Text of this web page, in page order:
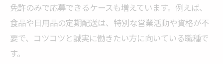
免許のみで応募できるケースも増えています。例えば、
食品や日用品の定期配送は、特別な営業活動や資格が不
要で、コツコツと誠実に働きたい方に向いている職種で
す。